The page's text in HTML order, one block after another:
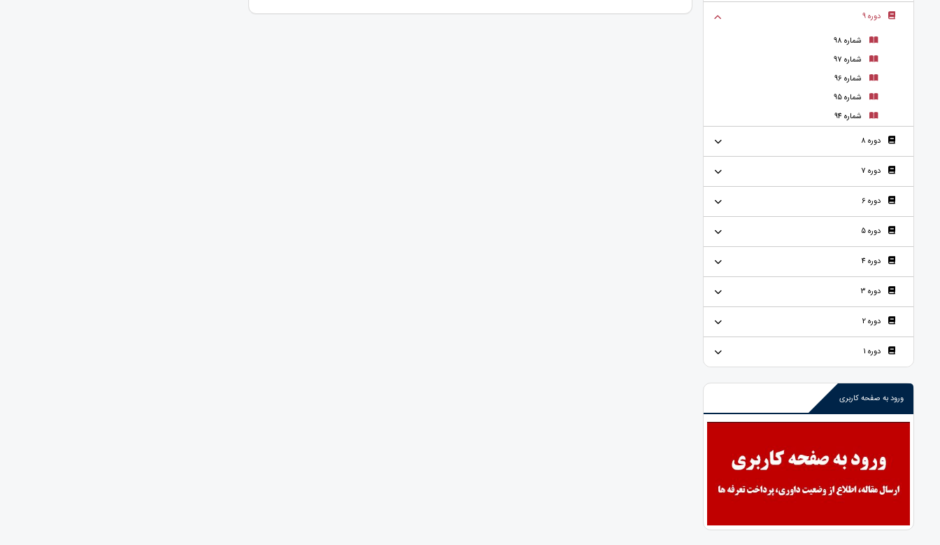
دوره 9
شماره 98
شماره 97
شماره 96
شماره 95
شماره 94
دوره 8
دوره 7
دوره 6
دوره 5
دوره 4
دوره 3
دوره 2
دوره 1
ورود به صفحه کاربری